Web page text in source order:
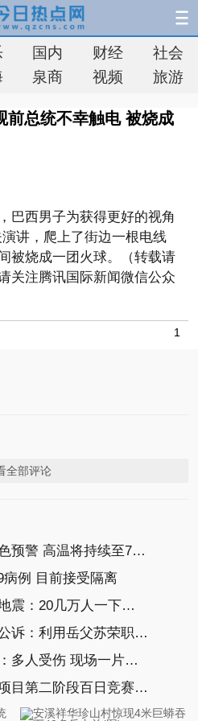
国内 财经
社会
泉商 视频 旅游
前总统不幸触电 被烧成
巴西男子为获得更好的视角
讲，爬上了街边一根电线
被烧成一团火球。（转载请
关注腾讯国际新闻微信公众
1
全部评论
南方炙烤多地拉响高温红色预警 高温将持续至7月底
例 目前接受隔离
原国家地震局局长忆唐山地震：20几万人一下没了
张家界原副市长程丹峰被公诉：利用岳父苏荣职权谋
沈海高速泉州段连环追尾：多人受伤 现场一片狼藉
宁德市开展高速公路建设项目第二阶段百日竞赛活动